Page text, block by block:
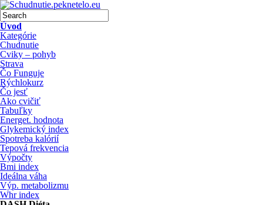
Úvod
Kategórie
Chudnutie
Cviky – pohyb
Strava
Čo Funguje
Rýchlokurz
Čo jesť
Ako cvičiť
Tabuľky
Energet. hodnota
Glykemický index
Spotreba kalórií
Tepová frekvencia
Výpočty
Bmi index
Ideálna váha
Výp. metabolizmu
Whr index